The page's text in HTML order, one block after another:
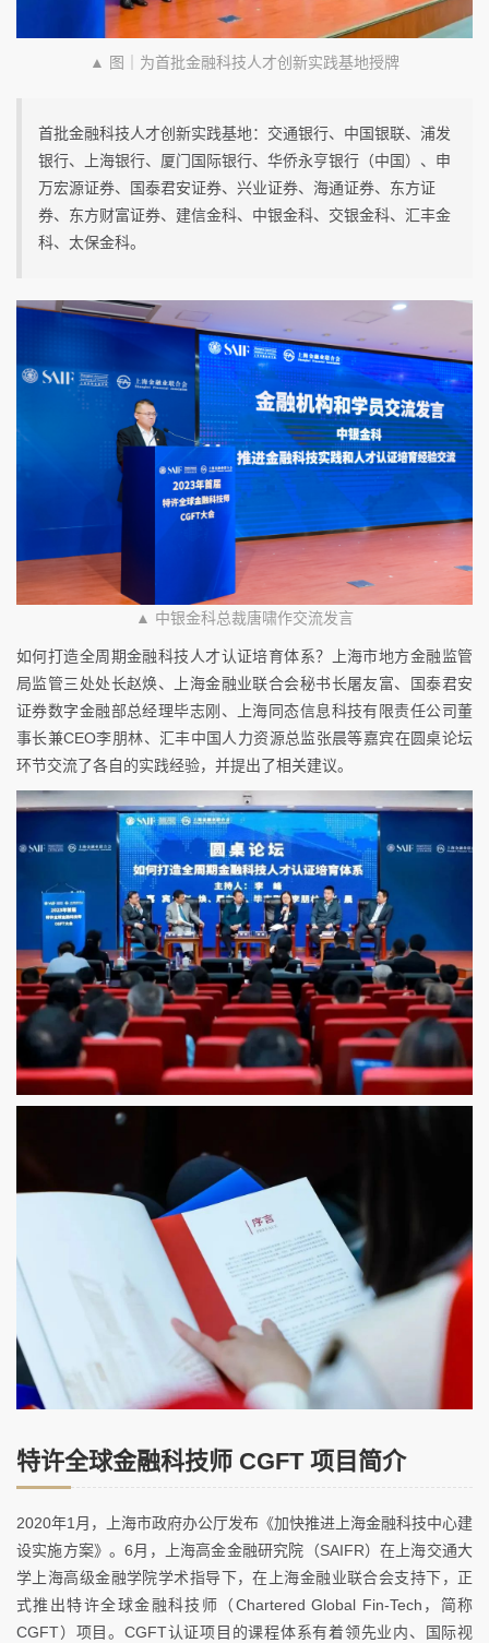
▲ 图｜为首批金融科技人才创新实践基地授牌
首批金融科技人才创新实践基地：交通银行、中国银联、浦发
银行、上海银行、厦门国际银行、华侨永亨银行（中国）、申
万宏源证券、国泰君安证券、兴业证券、海通证券、东方证
券、东方财富证券、建信金科、中银金科、交银金科、汇丰金
科、太保金科。
▲ 中银金科总裁唐啸作交流发言
如何打造全周期金融科技人才认证培育体系？上海市地方金融监管
局监管三处处长赵焕、上海金融业联合会秘书长屠友富、国泰君安
证券数字金融部总经理毕志刚、上海同态信息科技有限责任公司董
事长兼CEO李朋林、汇丰中国人力资源总监张晨等嘉宾在圆桌论坛
环节交流了各自的实践经验，并提出了相关建议。
特许全球金融科技师 CGFT 项目简介
2020年1月，上海市政府办公厅发布《加快推进上海金融科技中心建
设实施方案》。6月，上海高金金融研究院（SAIFR）在上海交通大
学上海高级金融学院学术指导下，在上海金融业联合会支持下，正
式推出特许全球金融科技师（Chartered Global Fin-Tech，简称
CGFT）项目。CGFT认证项目的课程体系有着领先业内、国际视